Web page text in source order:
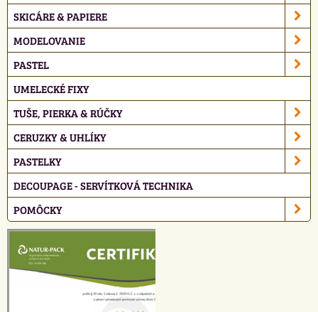
SKICÁRE & PAPIERE
MODELOVANIE
PASTEL
UMELECKÉ FIXY
TUŠE, PIERKA & RÚČKY
CERUZKY & UHLÍKY
PASTELKY
DECOUPAGE - SERVÍTKOVÁ TECHNIKA
POMÔCKY